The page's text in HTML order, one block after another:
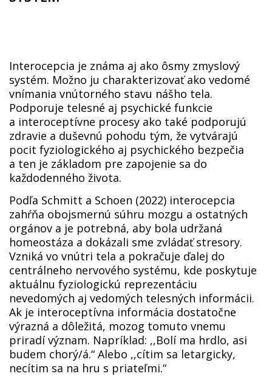
Interocepcia je známa aj ako ôsmy zmyslový
systém. Možno ju charakterizovať ako vedomé
vnímania vnútorného stavu nášho tela.
Podporuje telesné aj psychické funkcie
a interoceptívne procesy ako také podporujú
zdravie a duševnú pohodu tým, že vytvárajú
pocit fyziologického aj psychického bezpečia
a ten je základom pre zapojenie sa do
každodenného života.
Podľa Schmitt a Schoen (2022) interocepcia
zahŕňa obojsmernú súhru mozgu a ostatných
orgánov a je potrebná, aby bola udržaná
homeostáza a dokázali sme zvládať stresory.
Vzniká vo vnútri tela a pokračuje ďalej do
centrálneho nervového systému, kde poskytuje
aktuálnu fyziologickú reprezentáciu
nevedomých aj vedomých telesných informácii.
Ak je interoceptívna informácia dostatočne
výrazná a dôležitá, mozog tomuto vnemu
priradí význam. Napríklad: ,,Bolí ma hrdlo, asi
budem chorý/á.“ Alebo ,,cítim sa letargicky,
necítim sa na hru s priateľmi.“